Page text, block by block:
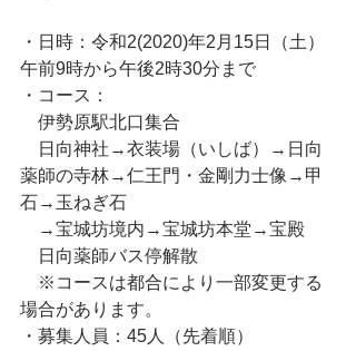
・日時：令和2(2020)年2月15日（土）
午前9時から午後2時30分まで
・コース：
伊勢原駅北口集合
日向神社→衣装場（いしば）→日向
薬師の寺林→仁王門・金剛力士像→甲
石→玉ねぎ石
→宝城坊境内→宝城坊本堂→宝殿
日向薬師バス停解散
※コースは都合により一部変更する
場合があります。
・募集人員：45人（先着順）